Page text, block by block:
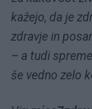
kažejo, da je
zdravje in
– a tudi
še vedno zelo